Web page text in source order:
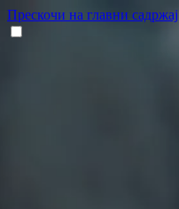
Прескочи на главни садржај